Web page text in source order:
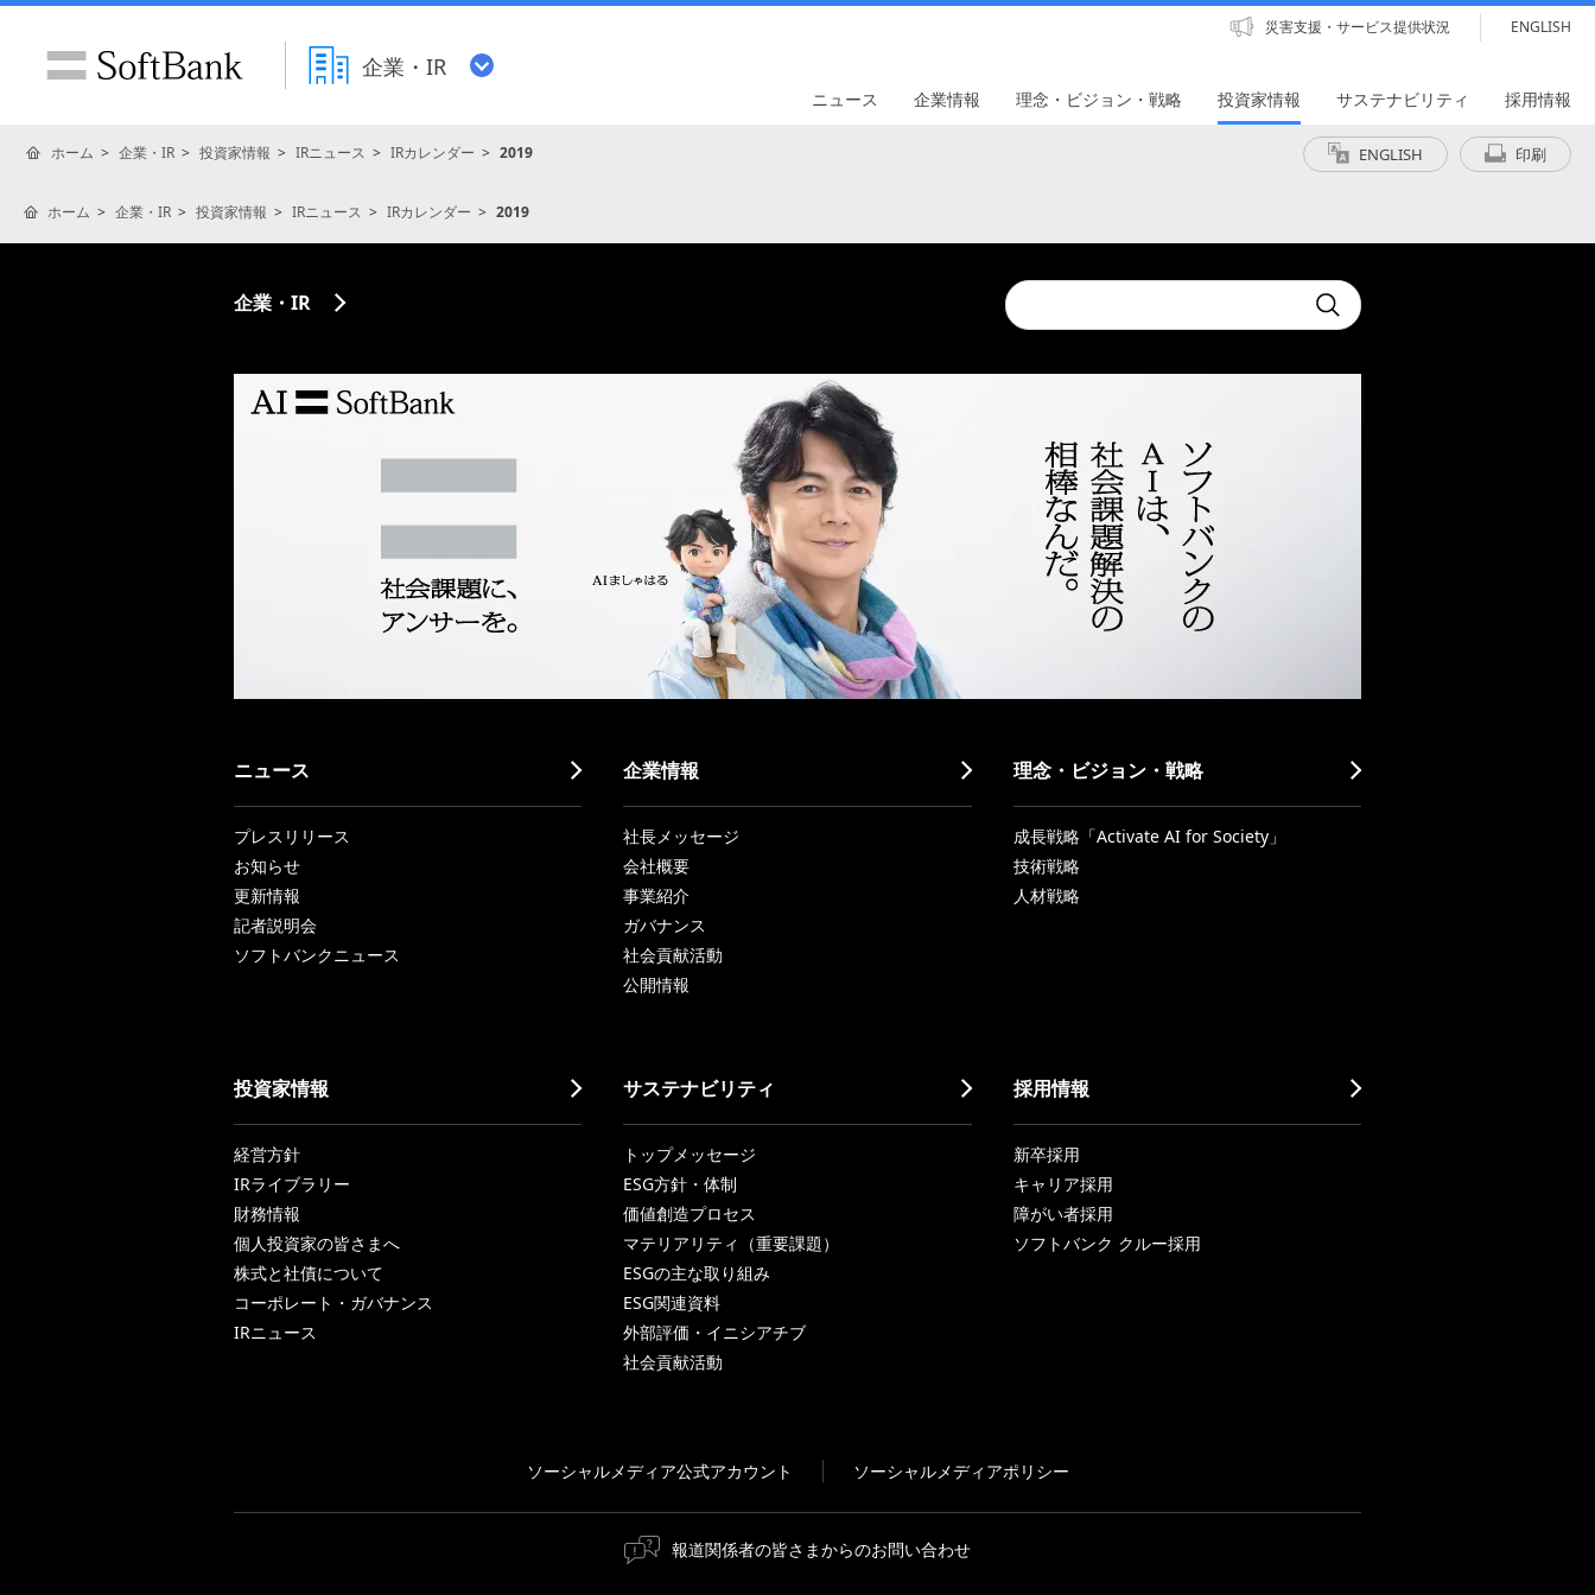
企業・IR
災害支援・サービス提供状況 ENGLISH
ニュース 企業情報 理念・ビジョン・戦略 投資家情報 サステナビリティ 採用情報
ホーム 企業・IR 投資家情報 IRニュース IRカレンダー 2019 ENGLISH 印刷
ホーム 企業・IR 投資家情報 IRニュース IRカレンダー 2019
Conduct
a
search
Submit
企業・IR
ニュース
プレスリリース
お知らせ
更新情報
記者説明会
ソフトバンクニュース
企業情報
社長メッセージ
会社概要
事業紹介
ガバナンス
社会貢献活動
公開情報
理念・ビジョン・戦略
成長戦略「Activate AI for Society」
技術戦略
人材戦略
投資家情報
経営方針
IRライブラリー
財務情報
個人投資家の皆さまへ
株式と社債について
コーポレート・ガバナンス
IRニュース
サステナビリティ
トップメッセージ
ESG方針・体制
価値創造プロセス
マテリアリティ（重要課題）
ESGの主な取り組み
ESG関連資料
外部評価・イニシアチブ
社会貢献活動
採用情報
新卒採用
キャリア採用
障がい者採用
ソフトバンク クルー採用
ソーシャルメディア公式アカウント ソーシャルメディアポリシー
報道関係者の皆さまからのお問い合わせ